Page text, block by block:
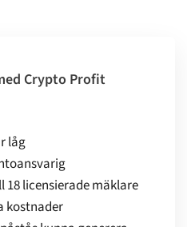
Crypto Profit
låg
18 licensierade mäklare
kostnader